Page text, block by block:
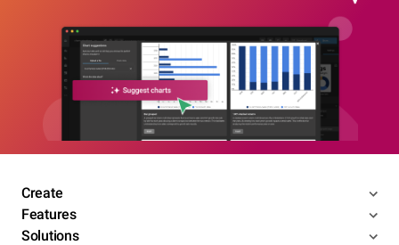
Create
Features
Solutions